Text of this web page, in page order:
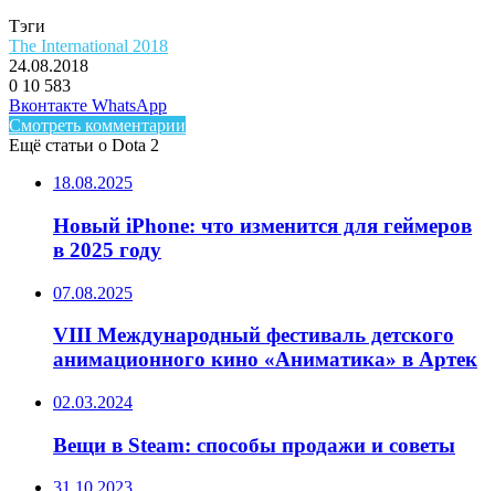
Тэги
The International 2018
24.08.2018
0 10 583
Facebook
Twitter
LinkedIn
Вконтакте WhatsAppTelegram
Смотреть комментарии
Ещё статьи о Dota 2
18.08.2025
Новый iPhone: что изменится для геймеров
в 2025 году
07.08.2025
VIII Международный фестиваль детского
анимационного кино «Аниматика» в Артек
02.03.2024
Вещи в Steam: способы продажи и советы